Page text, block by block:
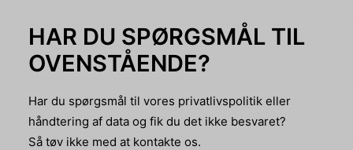
HAR DU SPØRGSMÅL TIL
OVENSTÅENDE?
Har du spørgsmål til vores privatlivspolitik eller
håndtering af data og fik du det ikke besvaret?
Så tøv ikke med at kontakte os.